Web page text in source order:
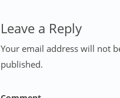
Leave a Reply
Your email address will not
published.